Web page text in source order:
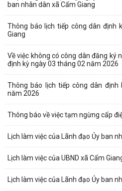
ban nhân dân xã Cẩm Giang
Thông báo lịch tiếp công dân định
Giang
Về việc không có công dân đăng ký
định kỳ ngày 03 tháng 02 năm 2026
Thông báo lịch tiếp công dân định
năm 2026
Thông báo về việc tạm ngừng cấp
Lịch làm việc của Lãnh đạo Ủy ban
Lịch làm việc của UBND xã Cẩm
Lịch làm việc của Lãnh đạo Ủy ban